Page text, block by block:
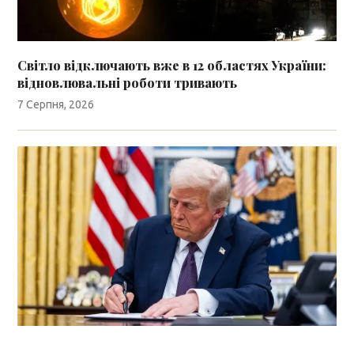
Світло відключають вже в 12 областях України:
відновлювальні роботи тривають
7 Серпня, 2026